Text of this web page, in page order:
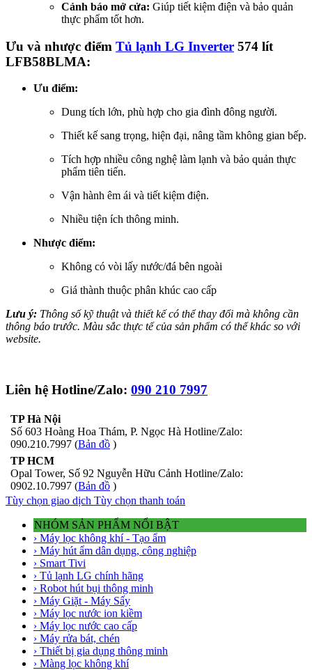
Cảnh báo mở cửa: Giúp tiết kiệm điện và bảo quản
thực phẩm tốt hơn.
Ưu và nhược điểm Tủ lạnh LG Inverter 574 lít
LFB58BLMA:
Ưu điểm:
Dung tích lớn, phù hợp cho gia đình đông người.
Thiết kế sang trọng, hiện đại, nâng tầm không gian bếp.
Tích hợp nhiều công nghệ làm lạnh và bảo quản thực
phẩm tiên tiến.
Vận hành êm ái và tiết kiệm điện.
Nhiều tiện ích thông minh.
Nhược điểm:
Không có vòi lấy nước/đá bên ngoài
Giá thành thuộc phân khúc cao cấp
Lưu ý: Thông số kỹ thuật và thiết kế có thể thay đổi mà không cần
thông báo trước. Màu sắc thực tế của sản phẩm có thể khác so với
website.
Liên hệ Hotline/Zalo: 090 210 7997
TP Hà Nội
Số 603 Hoàng Hoa Thám, P. Ngọc Hà Hotline/Zalo:
090.210.7997 (Bản đồ )
TP HCM
Opal Tower, Số 92 Nguyễn Hữu Cảnh Hotline/Zalo:
0902.10.7997 (Bản đồ )
Tùy chọn giao dịch Tùy chọn thanh toán
NHÓM SẢN PHẨM NỔI BẬT
› Máy lọc không khí - Tạo ẩm
› Máy hút ẩm dân dụng, công nghiệp
› Smart Tivi
› Tủ lạnh LG chính hãng
› Robot hút bụi thông minh
› Máy Giặt - Máy Sấy
› Máy lọc nước ion kiềm
› Máy lọc nước cao cấp
› Máy rửa bát, chén
› Thiết bị gia dụng thông minh
› Màng lọc không khí